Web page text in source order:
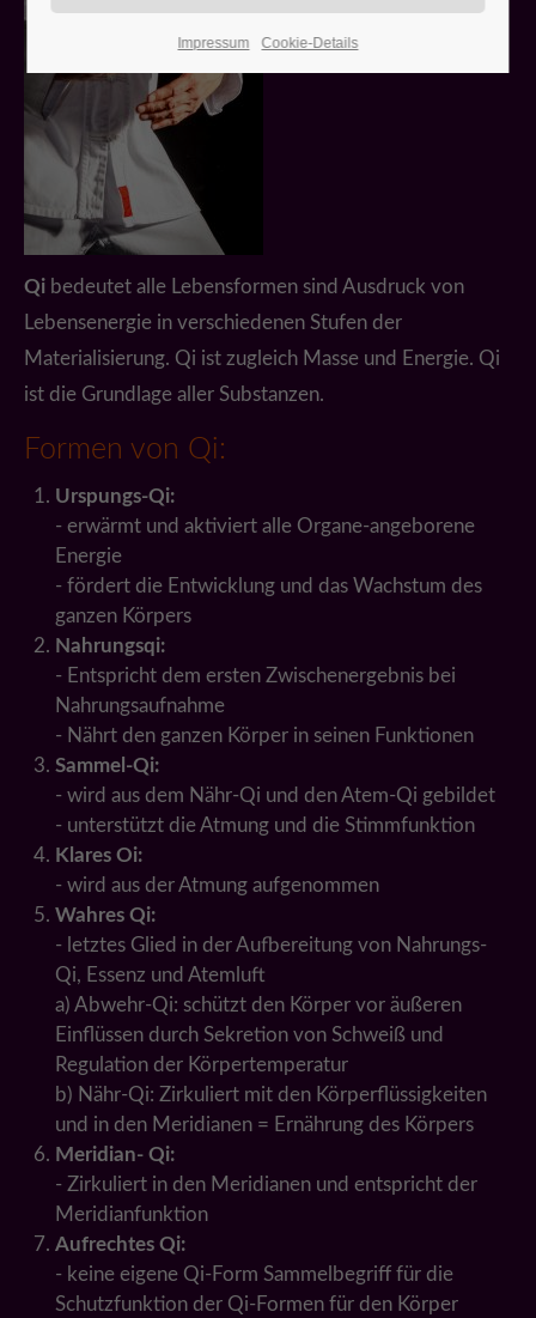
Qi bedeutet alle Lebensformen sind Ausdruck von
Lebensenergie in verschiedenen Stufen der
Materialisierung. Qi ist zugleich Masse und Energie. Qi
ist die Grundlage aller Substanzen.
Formen von Qi:
Urspungs-Qi:
- erwärmt und aktiviert alle Organe-angeborene
Energie
- fördert die Entwicklung und das Wachstum des
ganzen Körpers
Nahrungsqi:
- Entspricht dem ersten Zwischenergebnis bei
Nahrungsaufnahme
- Nährt den ganzen Körper in seinen Funktionen
Sammel-Qi:
- wird aus dem Nähr-Qi und den Atem-Qi gebildet
- unterstützt die Atmung und die Stimmfunktion
Klares Oi:
- wird aus der Atmung aufgenommen
Wahres Qi:
- letztes Glied in der Aufbereitung von Nahrungs-
Qi, Essenz und Atemluft
a) Abwehr-Qi: schützt den Körper vor äußeren
Einflüssen durch Sekretion von Schweiß und
Regulation der Körpertemperatur
b) Nähr-Qi: Zirkuliert mit den Körperflüssigkeiten
und in den Meridianen = Ernährung des Körpers
Meridian- Qi:
- Zirkuliert in den Meridianen und entspricht der
Meridianfunktion
Aufrechtes Qi:
- keine eigene Qi-Form Sammelbegriff für die
Schutzfunktion der Qi-Formen für den Körper
Impressum Cookie-Details